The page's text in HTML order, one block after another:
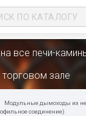
все печи-
торговом зале
Модульные дымоходы из
соединение)